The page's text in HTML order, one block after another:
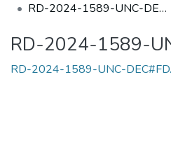
RD-2024-1589-UNC-DEC#FD
RD-2024-1589-
RD-2024-1589-UNC-